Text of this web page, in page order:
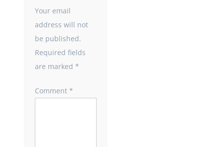
Your email
address will not
be published.
Required fields
are marked *
Comment *